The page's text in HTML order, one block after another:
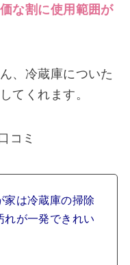
な割に使用範囲が
、冷蔵庫についた
てくれます。
コミ
家は冷蔵庫の掃除
れが一発できれい